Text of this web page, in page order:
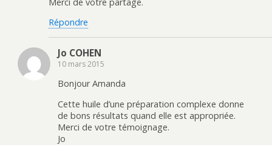
Répondre
Jo COHEN
10 mars 2015
Bonjour Amanda
Cette huile d’une préparation complexe donne
de bons résultats quand elle est appropriée.
Merci de votre témoignage.
Jo